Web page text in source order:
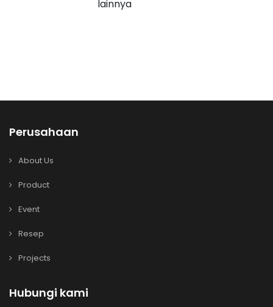
lainnya
Perusahaan
About Us
Product
Event
Resep
Projects
Hubungi kami